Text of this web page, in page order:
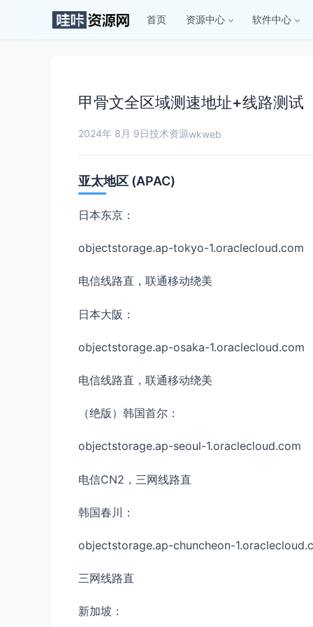
首页 资源中心 软件中心
甲骨文全区域测速地址+线路测试
2024年 8月 9日技术资源wkweb
亚太地区 (APAC)
日本东京：
objectstorage.ap-tokyo-1.oraclecloud.com
电信线路直，联通移动绕美
日本大阪：
objectstorage.ap-osaka-1.oraclecloud.com
电信线路直，联通移动绕美
（绝版）韩国首尔：
objectstorage.ap-seoul-1.oraclecloud.com
电信CN2，三网线路直
韩国春川：
objectstorage.ap-chuncheon-
三网线路直
新加坡：